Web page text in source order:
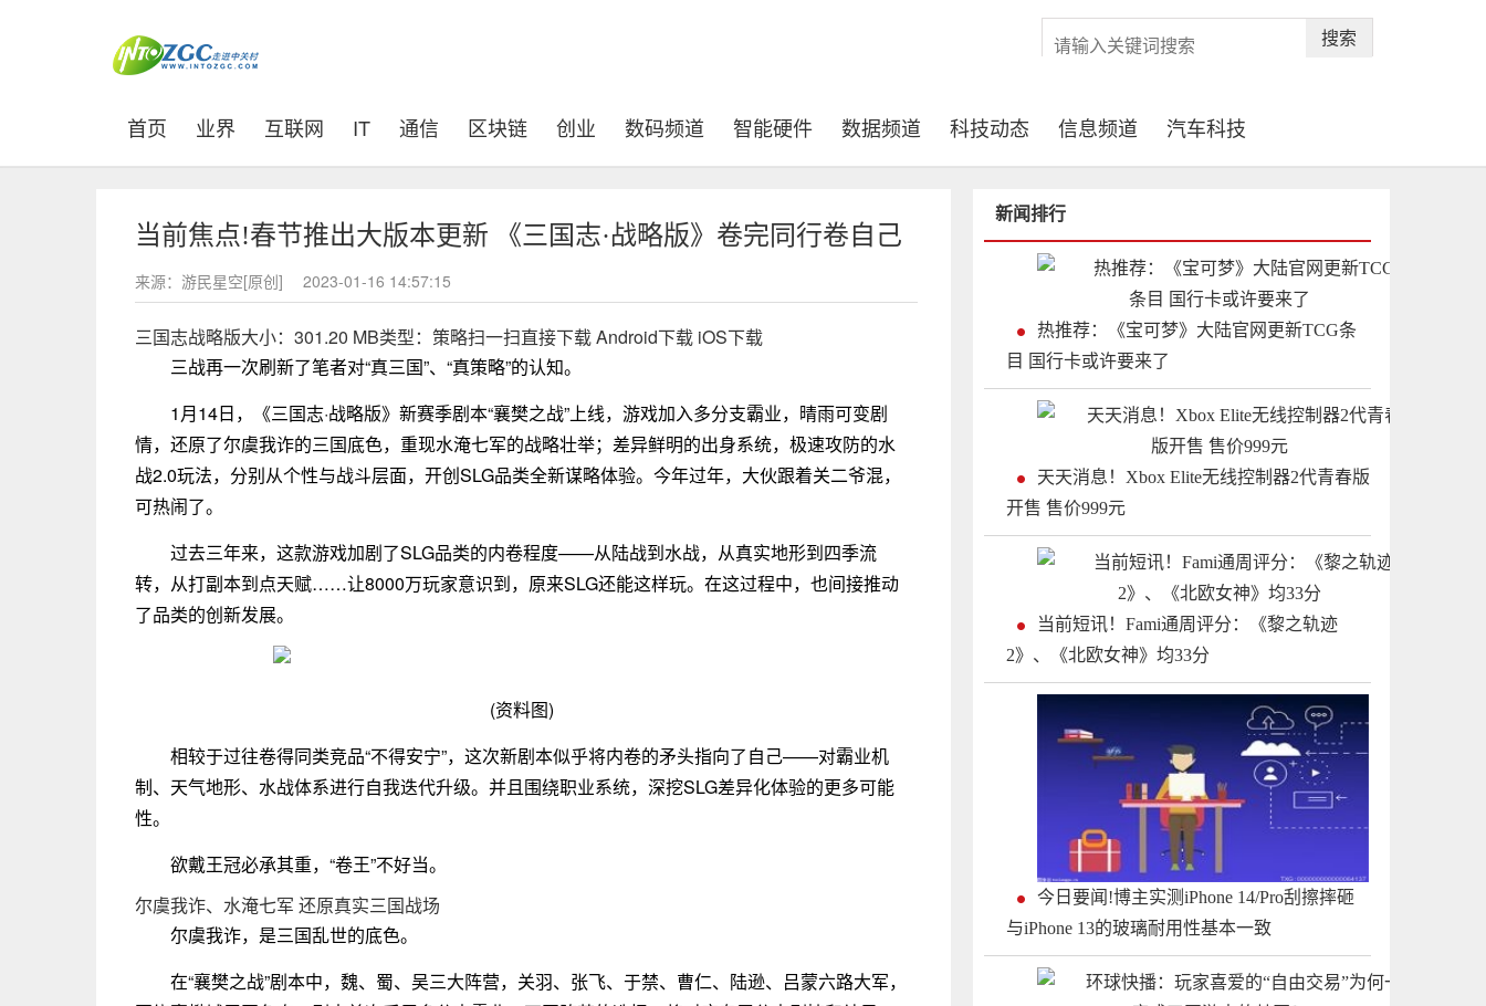
搜索
首页 (current)
业界 互联网 IT 通信 区块链 创业 数码频道 智能硬件 数据频道 科技动态 信息频道 汽车科技
当前焦点!春节推出大版本更新 《三国志·战略版》卷完同行卷自己
来源：游民星空[原创] 2023-01-16 14:57:15
三国志战略版大小：301.20 MB类型：策略扫一扫直接下载 Android下载 iOS下载
三战再一次刷新了笔者对“真三国”、“真策略”的认知。
1月14日，《三国志·战略版》新赛季剧本“襄樊之战”上线，游戏加入多分支霸业，晴雨可变剧
情，还原了尔虞我诈的三国底色，重现水淹七军的战略壮举；差异鲜明的出身系统，极速攻防的水
战2.0玩法，分别从个性与战斗层面，开创SLG品类全新谋略体验。今年过年，大伙跟着关二爷混，
可热闹了。
过去三年来，这款游戏加剧了SLG品类的内卷程度——从陆战到水战，从真实地形到四季流
转，从打副本到点天赋……让8000万玩家意识到，原来SLG还能这样玩。在这过程中，也间接推动
了品类的创新发展。
(资料图)
相较于过往卷得同类竞品“不得安宁”，这次新剧本似乎将内卷的矛头指向了自己——对霸业机
制、天气地形、水战体系进行自我迭代升级。并且围绕职业系统，深挖SLG差异化体验的更多可能
性。
欲戴王冠必承其重，“卷王”不好当。
尔虞我诈、水淹七军 还原真实三国战场
尔虞我诈，是三国乱世的底色。
在“襄樊之战”剧本中，魏、蜀、吴三大阵营，关羽、张飞、于禁、曹仁、陆逊、吕蒙六路大军，
新闻排行
热推荐：《宝可梦》大陆官网更新TCG条
目 国行卡或许要来了
天天消息！Xbox Elite无线控制器2代青春版
开售 售价999元
当前短讯！Fami通周评分：《黎之轨迹
2》、《北欧女神》均33分
今日要闻!博主实测iPhone 14/Pro刮擦摔砸
与iPhone 13的玻璃耐用性基本一致